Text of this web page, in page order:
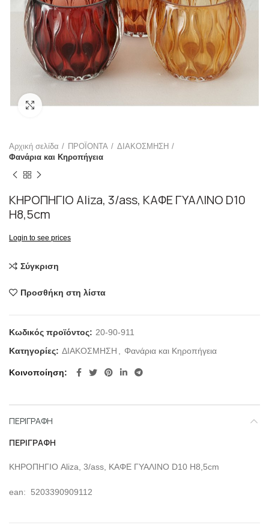
Click to enlarge
Αρχική σελίδα ΠΡΟΪΟΝΤΑ
ΔΙΑΚΟΣΜΗΣΗ
Φανάρια και Κηροπήγεια
ΚΗΡΟΠΗΓΙΟ Aliza, 3/ass, ΚΑΦΕ ΓΥΑΛΙΝΟ D10
H8,5cm
Login to see prices
Σύγκριση
Προσθήκη στη λίστα
Κωδικός προϊόντος: 20-90-911
Κατηγορίες: ΔΙΑΚΟΣΜΗΣΗ Φανάρια και Κηροπήγεια
Κοινοποίηση
ΠΕΡΙΓΡΑΦΉ
ΠΕΡΙΓΡΑΦΉ
ΚΗΡΟΠΗΓΙΟ Aliza, 3/ass, ΚΑΦΕ ΓΥΑΛΙΝΟ D10 H8,5cm
ean: 5203390909112